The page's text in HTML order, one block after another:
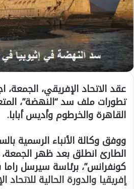
عقد الاتحاد الإفريقي، الجمعة،
تطورات ملف سد “النهضة”،
القاهرة والخرطوم وأديس أبابا.
ووفق وكالة الأنباء الرسمية
الطارئ انطلق بعد ظهر الجمعة،
كونفرانس”، برئاسة سيرسل
إفريقيا والدورة الحالية للاتحاد